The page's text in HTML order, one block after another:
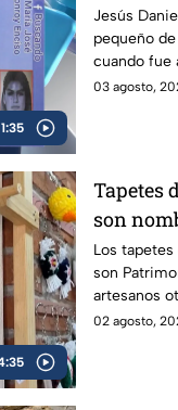
1:35
familia
Tenía 41
cuando
Toluca y
Jesús
pequeño
cuando fue
mamá hace
03 agosto,
Tapetes
son
pero
sus telares
Los tapetes
son
artesanos
enfrentan
02 agosto,